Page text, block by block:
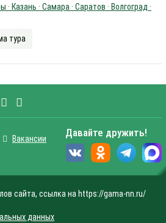
Казань · Самара · Саратов · Волгоград ·
тура
Вакансии
Давайте дружить!
сайта, ссылка на https://gama-nn.ru/
данных